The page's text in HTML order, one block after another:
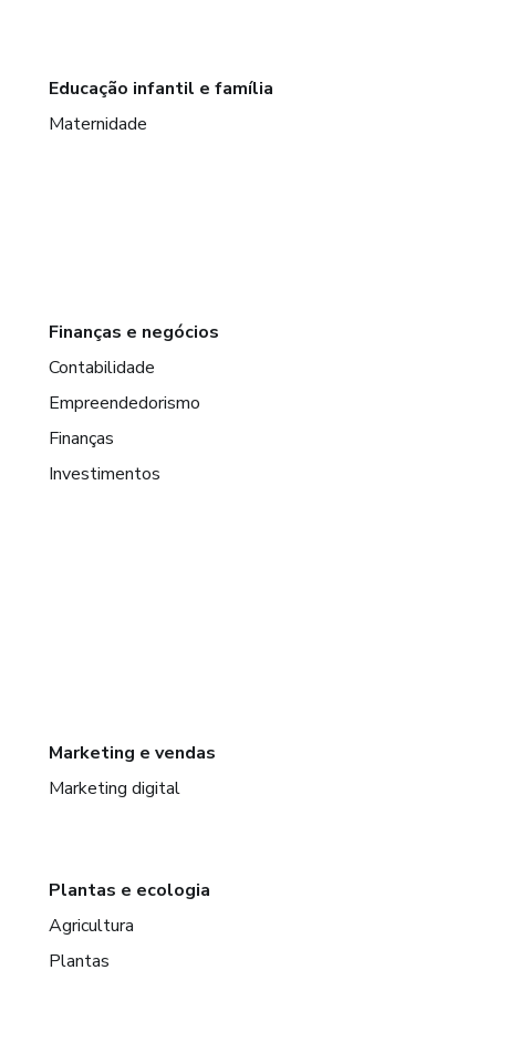
Educação infantil e família
Maternidade
Finanças e negócios
Contabilidade
Empreendedorismo
Finanças
Investimentos
Marketing e vendas
Marketing digital
Plantas e ecologia
Agricultura
Plantas